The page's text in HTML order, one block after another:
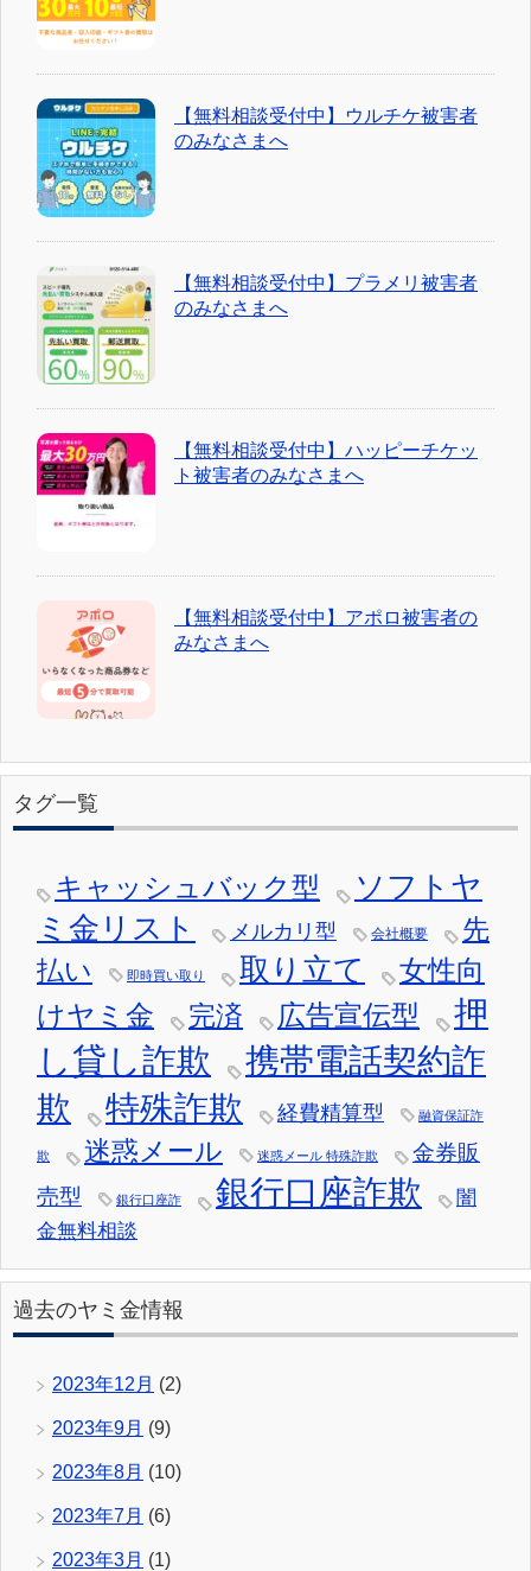
【無料相談受付中】ウルチケ被害者
のみなさまへ
【無料相談受付中】プラメリ被害者
のみなさまへ
【無料相談受付中】ハッピーチケッ
ト被害者のみなさまへ
【無料相談受付中】アポロ被害者の
みなさまへ
タグ一覧
キャッシュバック型
ソフトヤ
ミ金リスト
メルカリ型 会社概要
先
払い
即時買い取り 取り立て
女性向
けヤミ金
完済 広告宣伝型
押
し貸し詐欺
携帯電話契約詐
欺
特殊詐欺 経費精算型 融資保証詐
欺 迷惑メール 迷惑メール 特殊詐欺
金券販
売型
銀行口座詐 銀行口座詐欺
闇
金無料相談
過去のヤミ金情報
2023年12月 (2)
2023年9月 (9)
2023年8月 (10)
2023年7月 (6)
2023年3月 (1)